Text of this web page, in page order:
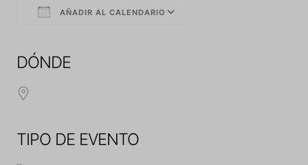
AÑADIR AL CALENDARIO
DÓNDE
TIPO DE EVENTO